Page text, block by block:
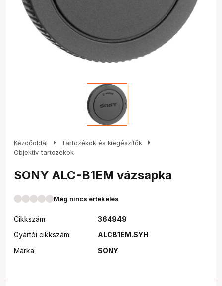
Kezdőoldal arrow_right Tartozékok és kiegészítők arrow_right
Objektív-tartozékok
SONY ALC-B1EM vázsapka
Még nincs értékelés
Cikkszám:
364949
Gyártói cikkszám:
ALCB1EM.SYH
Márka:
SONY